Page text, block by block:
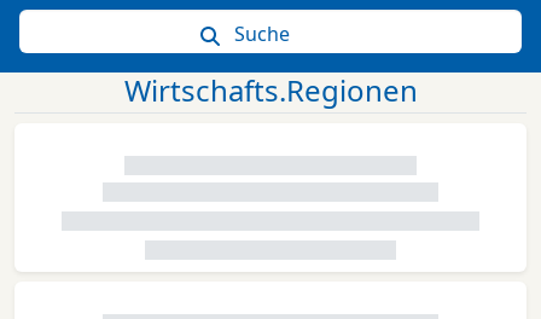
Suche
Wirtschafts.Regionen